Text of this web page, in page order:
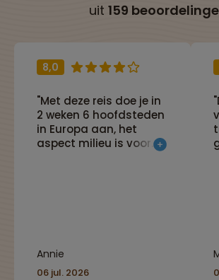
uit 159
8,0
"Met deze reis doe je in
2 weken 6 hoofdsteden
in Europa aan, het
aspect milieu is voor
Annie
06 jul. 2026